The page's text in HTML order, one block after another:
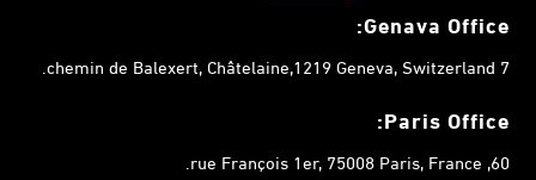
Genava Office:
7 chemin de Balexert, Châtelaine,1219 Geneva, Switzerland.
Paris Office:
60, rue François 1er, 75008 Paris, France.